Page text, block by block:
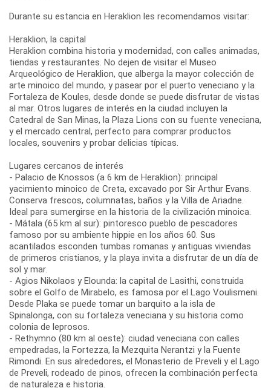
Durante su estancia en Heraklion les recomendamos visitar:
Heraklion, la capital
Heraklion combina historia y modernidad, con calles animadas,
tiendas y restaurantes. No dejen de visitar el Museo
Arqueológico de Heraklion, que alberga la mayor colección de
arte minoico del mundo, y pasear por el puerto veneciano y la
Fortaleza de Koules, desde donde se puede disfrutar de vistas
al mar. Otros lugares de interés en la ciudad incluyen la
Catedral de San Minas, la Plaza Lions con su fuente veneciana,
y el mercado central, perfecto para comprar productos
locales, souvenirs y probar delicias típicas.
Lugares cercanos de interés
- Palacio de Knossos (a 6 km de Heraklion): principal
yacimiento minoico de Creta, excavado por Sir Arthur Evans.
Conserva frescos, columnatas, baños y la Villa de Ariadne.
Ideal para sumergirse en la historia de la civilización minoica.
- Mátala (65 km al sur): pintoresco pueblo de pescadores
famoso por su ambiente hippie en los años 60. Sus
acantilados esconden tumbas romanas y antiguas viviendas
de primeros cristianos, y la playa invita a disfrutar de un día de
sol y mar.
- Agios Nikolaos y Elounda: la capital de Lasithi, construida
sobre el Golfo de Mirabelo, es famosa por el Lago Voulismeni.
Desde Plaka se puede tomar un barquito a la isla de
Spinalonga, con su fortaleza veneciana y su historia como
colonia de leprosos.
- Rethymno (80 km al oeste): ciudad veneciana con calles
empedradas, la Fortezza, la Mezquita Nerantzi y la Fuente
Rimondi. En sus alrededores, el Monasterio de Preveli y el Lago
de Preveli, rodeado de pinos, ofrecen la combinación perfecta
de naturaleza e historia.